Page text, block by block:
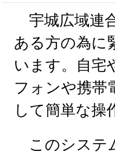
宇城広域連
ある方の為に
います。自宅
フォンや携帯
して簡単な操
このシステ